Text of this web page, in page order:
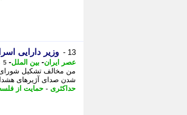
13 - وزیر دارایی
عصر ایران- بین الملل- 5 روز پیش - یکشنبه 11 مرداد 1405، 16:25
شدن صدای آژیرهای
حداکثری - حمایت از